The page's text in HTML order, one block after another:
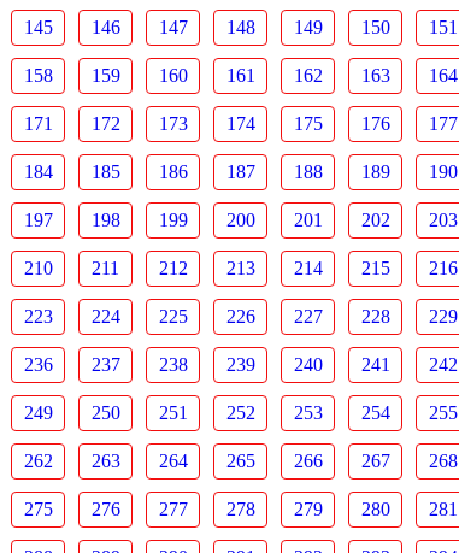
145 146 147 148 149 150 151
158 159 160 161 162 163 164
171 172 173 174 175 176 177
184 185 186 187 188 189 190
197 198 199 200 201 202 203
210 211 212 213 214 215 216
223 224 225 226 227 228 229
236 237 238 239 240 241 242
249 250 251 252 253 254 255
262 263 264 265 266 267 268
275 276 277 278 279 280 281